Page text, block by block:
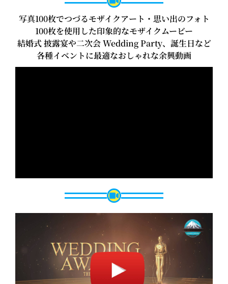
写真100枚でつづるモザイクアート・思い出のフォト
100枚を使用した印象的なモザイクムービー
結婚式 披露宴や二次会 Wedding Party、誕生日など
各種イベントに最適なおしゃれな余興動画